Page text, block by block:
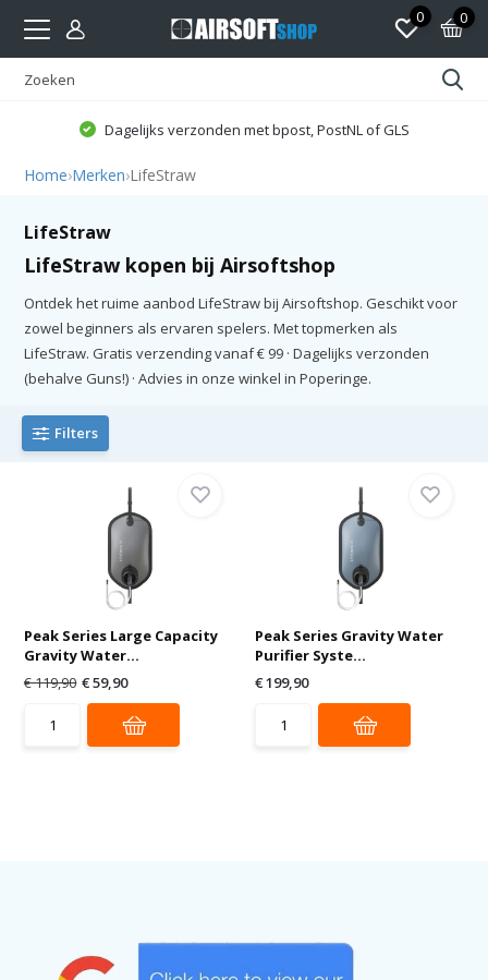
0 0
Dagelijks verzonden met bpost, PostNL of GLS
Home›Merken›LifeStraw
LifeStraw
LifeStraw kopen bij Airsoftshop
Ontdek het ruime aanbod LifeStraw bij Airsoftshop. Geschikt voor
zowel beginners als ervaren spelers. Met topmerken als
LifeStraw. Gratis verzending vanaf € 99 · Dagelijks verzonden
(behalve Guns!) · Advies in onze winkel in Poperinge.
Filters
Peak Series Large Capacity
Gravity Water...
€ 119,90 € 59,90
Peak Series Gravity Water
Purifier Syste...
€ 199,90